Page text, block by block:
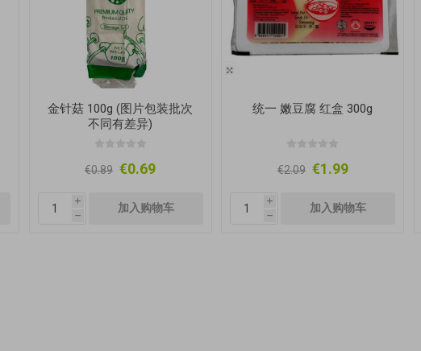
金针菇 100g (图片包装批次
不同有差异)
€0.89 €0.69
i
h
统一 嫩豆腐 红盒 300g
€2.09 €1.99
i
h